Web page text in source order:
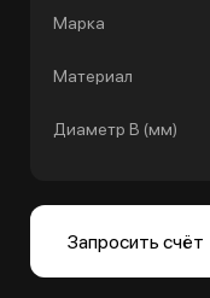
Марка
Материал
Диаметр B (мм)
Запросить счёт